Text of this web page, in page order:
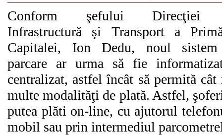
Conform şefului Direcţiei
Infrastructură şi Transport a
Capitalei, Ion Dedu, noul
parcare ar urma să fie
centralizat, astfel încât să permită cât
multe modalităţi de plată. Astfel,
putea plăti on-line, cu ajutorul
mobil sau prin intermediul